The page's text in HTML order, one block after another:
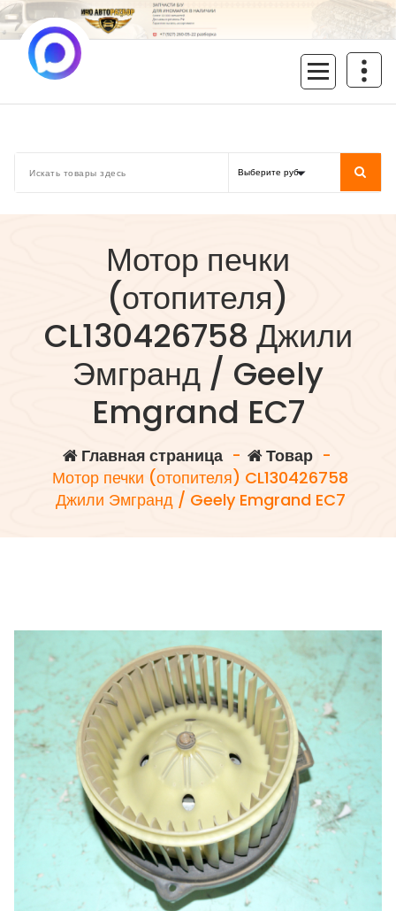
Перейти
к
содержимому
Мотор печки
(отопителя)
CL130426758 Джили
Эмгранд / Geely
Emgrand EC7
Главная страница- Товар-
Мотор печки (отопителя) CL130426758
Джили Эмгранд / Geely Emgrand EC7